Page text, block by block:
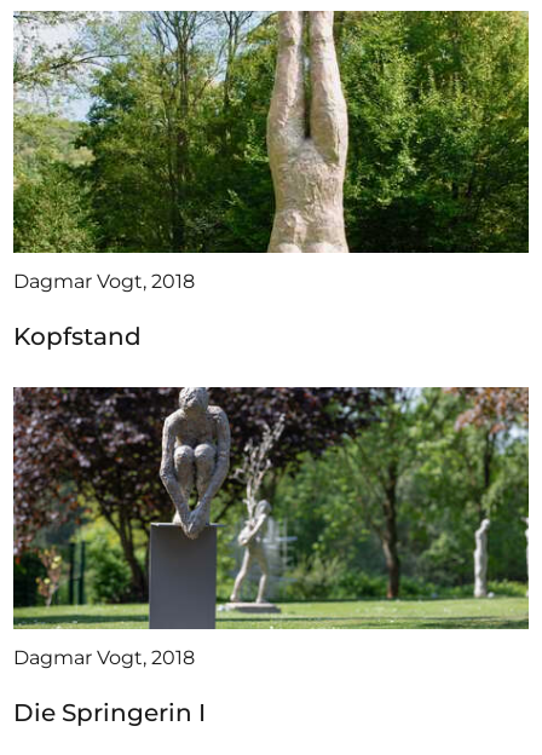
Dagmar Vogt, 2018
Kopfstand
Dagmar Vogt, 2018
Die Springerin I